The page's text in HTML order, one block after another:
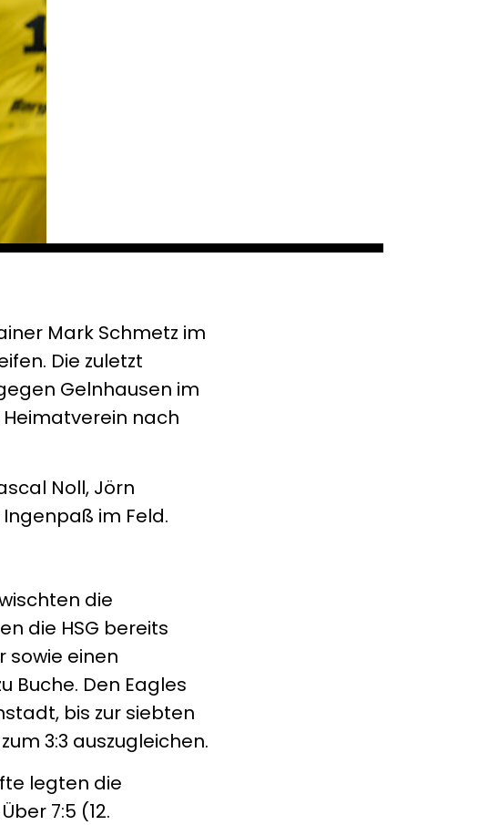
Mark Schmetz im
Die zuletzt
Gelnhausen im
nach
Noll, Jörn
im Feld.
die
die HSG bereits
sowie einen
Buche. Den Eagles
bis zur siebten
3:3 auszugleichen.
legten die
7:5 (12.